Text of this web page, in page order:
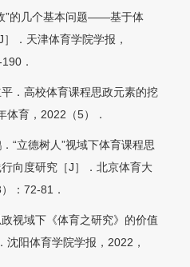
”的几个基本问题——基于体
．天津体育学院学报，
．
．高校体育课程思政元素的挖
体育，2022（5）．
“立德树人”视域下体育课程思
向度研究［J］．北京体育大
：72-81．
视域下《体育之研究》的价值
沈阳体育学院学报，2022，